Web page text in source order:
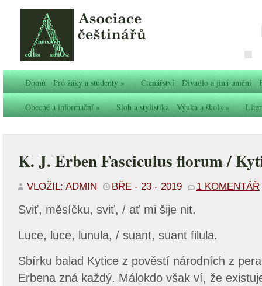
Domů Pro žáky a studenty» Čtenářství Divadlo a jiná umění
Obecné a informační» Sloh a stylistika Výuka a škola»
K. J. Erben Fasciculus florum /
VLOŽIL: ADMIN BŘE - 23 - 2019 1 KOMENTÁŘ
Sviť, měsíčku, sviť, / ať mi šije nit.
Luce, luce, lunula, / suant, suant filula.
Sbírku balad Kytice z pověstí národních z
Erbena zná každý. Málokdo však ví, že